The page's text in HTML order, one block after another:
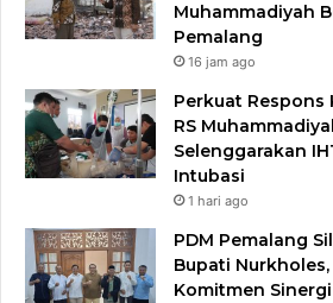
Muhammadiyah
Pemalang
16 jam ago
Perkuat
RS
Selenggarakan
Intubasi
1 hari ago
PDM Pemalang
Bupati
Komitmen